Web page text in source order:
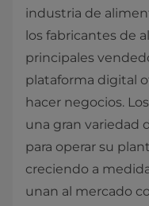
industria de
los fabricantes de
principales
plataforma digital
hacer negocios.
una gran variedad
para operar su
creciendo a
unan al mercado